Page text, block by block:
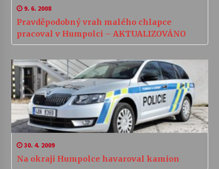
9. 6. 2008
Pravděpodobný vrah malého chlapce
pracoval v Humpolci – AKTUALIZOVÁNO
30. 4. 2009
Na okraji Humpolce havaroval kamion